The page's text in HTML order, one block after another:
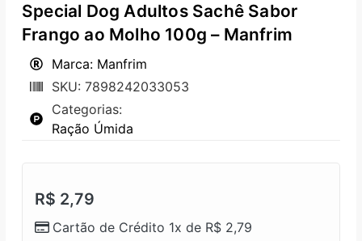
Special Dog Adultos Sachê Sabor
Frango ao Molho 100g – Manfrim
Marca: Manfrim
SKU: 7898242033053
Categorias:
Ração Úmida
R$ 2,79
Cartão de Crédito 1x de R$ 2,79